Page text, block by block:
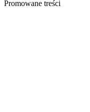
Promowane treści